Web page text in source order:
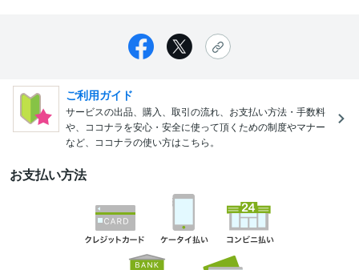
ご利用ガイド
サービスの出品、購入、取引の流れ、お支払い方法・手数料
や、ココナラを安心・安全に使って頂くための制度やマナー
など、ココナラの使い方はこちら。
お支払い方法